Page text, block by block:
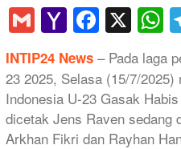
GmailYahoo
Mail
X
INTIP24 News – Pada laga
23 2025, Selasa (15/7/
Indonesia U-23 Gasak
dicetak Jens Raven sedang
Arkhan Fikri dan Rayhan